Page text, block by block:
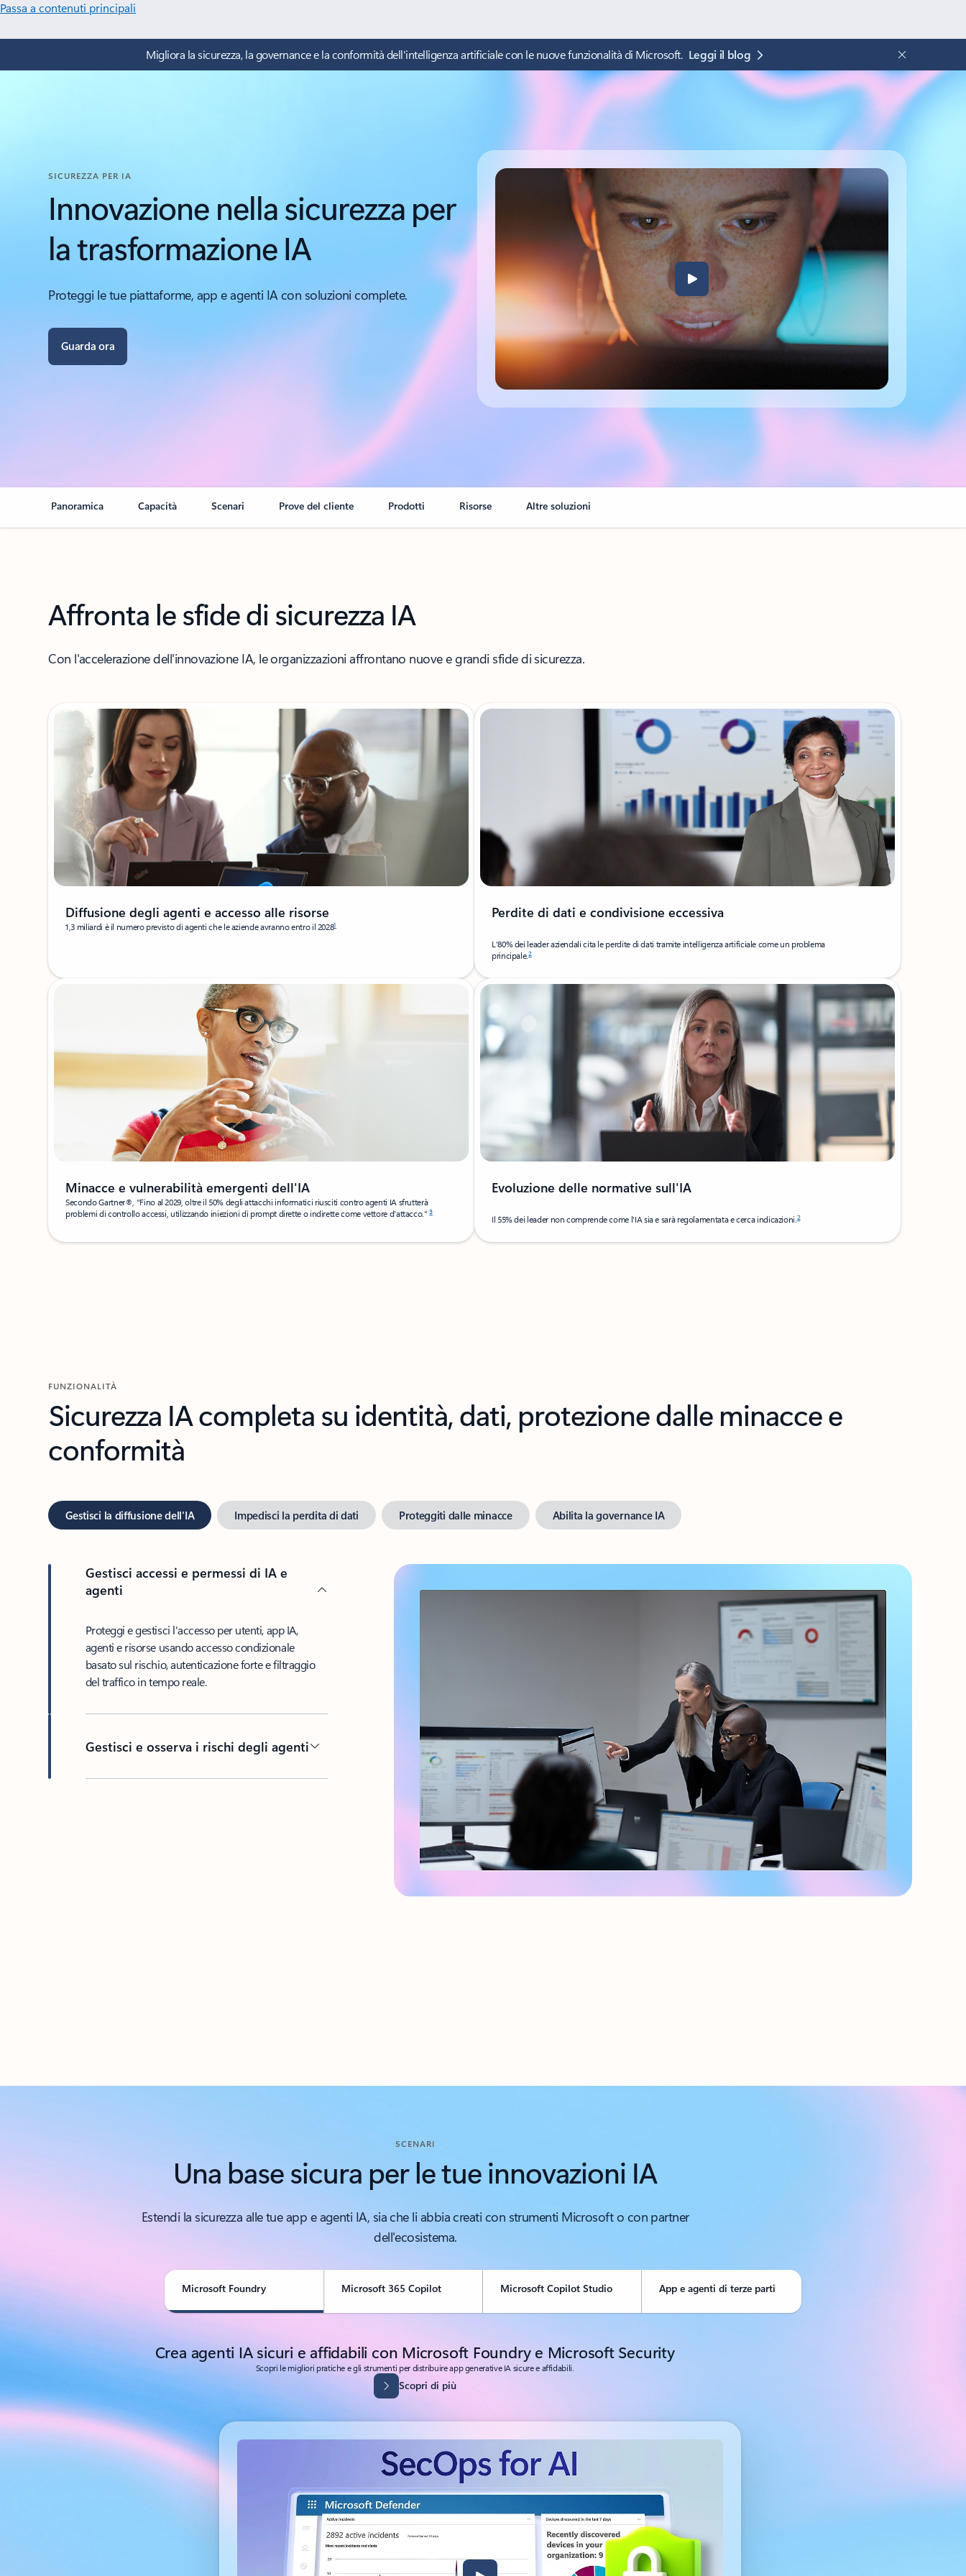
Passa a contenuti principali
Migliora la sicurezza, la governance e la conformità dell'intelligenza artificiale con le nuove funzionalità di Microsoft. Leggi il blog
SICUREZZA PER IA
Innovazione nella sicurezza per
la trasformazione IA
Proteggi le tue piattaforme, app e agenti IA con soluzioni complete.
Guarda ora
Panoramica Capacità Scenari Prove del cliente Prodotti Risorse Altre soluzioni
Affronta le sfide di sicurezza IA
Con l'accelerazione dell'innovazione IA, le organizzazioni affrontano nuove e grandi sfide di sicurezza.
Diffusione degli agenti e accesso alle risorse
1,3 miliardi è il numero previsto di agenti che le aziende avranno entro il 20281
Perdite di dati e condivisione eccessiva
L'80% dei leader aziendali cita le perdite di dati tramite intelligenza artificiale come un problema
principale.2
Minacce e vulnerabilità emergenti dell'IA
Secondo Gartner®, "Fino al 2029, oltre il 50% degli attacchi informatici riusciti contro agenti IA sfrutterà
problemi di controllo accessi, utilizzando iniezioni di prompt dirette o indirette come vettore d'attacco."3
Evoluzione delle normative sull'IA
Il 55% dei leader non comprende come l'IA sia e sarà regolamentata e cerca indicazioni.2
FUNZIONALITÀ
Sicurezza IA completa su identità, dati, protezione dalle minacce e
conformità
Gestisci la diffusione dell'IA Impedisci la perdita di dati Proteggiti dalle minacce Abilita la governance IA
Gestisci accessi e permessi di IA e
agenti
Proteggi e gestisci l'accesso per utenti, app IA,
agenti e risorse usando accesso condizionale
basato sul rischio, autenticazione forte e filtraggio
del traffico in tempo reale.
Gestisci e osserva i rischi degli agenti
SCENARI
Una base sicura per le tue innovazioni IA
Estendi la sicurezza alle tue app e agenti IA, sia che li abbia creati con strumenti Microsoft o con partner
dell'ecosistema.
Microsoft Foundry Microsoft 365 Copilot Microsoft Copilot Studio App e agenti di terze parti
Crea agenti IA sicuri e affidabili con Microsoft Foundry e Microsoft Security
Scopri le migliori pratiche e gli strumenti per distribuire app generative IA sicure e affidabili.
Scopri di più